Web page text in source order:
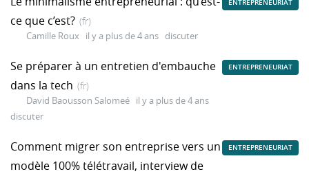
ce que c’est? (fr)
Camille Roux il y a plus de 4 ans discuter
ENTREPRENEURIAT
Se préparer à un entretien d'embauche
dans la tech (fr)
David Baousson Salomeé il y a plus de 4 ans
discuter
ENTREPRENEURIAT
Comment migrer son entreprise vers un
modèle 100% télétravail, interview de
ENTREPRENEURIAT